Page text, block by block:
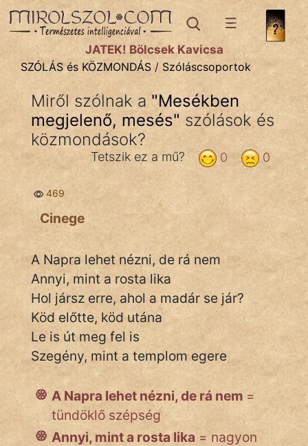
SZÓLÁS ÉS KÖZMONDÁStémák:
Bibliai
Közmondások
Rímelő
Szólások
Tréfás
IRODALOM
SZÓLÁS
KÖZMONDÁS
JÁTÉK! Bölcsek Kavicsa
SZÓLÁS és KÖZMONDÁS / Szóláscsoportok
Miről szólnak a "Mesékben
megjelenő, mesés" szólások és
közmondások?
0
0
Tetszik ez a mű?
469
Cinege
A Napra lehet nézni, de rá nem
Annyi, mint a rosta lika
Hol jársz erre, ahol a madár se jár?
Köd előtte, köd utána
Le is út meg fel is
Szegény, mint a templom egere
A Napra lehet nézni, de rá nem =
tündöklő szépség
Annyi, mint a rosta lika = nagyon